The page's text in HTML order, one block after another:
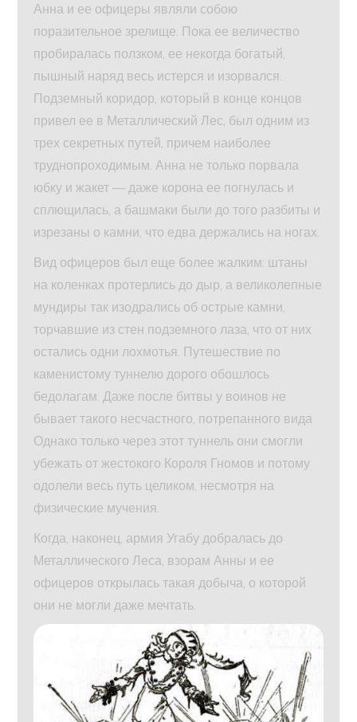
Анна и ее офицеры являли собою
поразительное зрелище. Пока ее величество
пробиралась ползком, ее некогда богатый,
пышный наряд весь истерся и изорвался.
Подземный коридор, который в конце концов
привел ее в Металлический Лес, был одним из
трех секретных путей, причем наиболее
труднопроходимым. Анна не только порвала
юбку и жакет — даже корона ее погнулась и
сплющилась, а башмаки были до того разбиты и
изрезаны о камни, что едва держались на ногах.
Вид офицеров был еще более жалким: штаны
на коленках протерлись до дыр, а великолепные
мундиры так изодрались об острые камни,
торчавшие из стен подземного лаза, что от них
остались одни лохмотья. Путешествие по
каменистому туннелю дорого обошлось
бедолагам. Даже после битвы у воинов не
бывает такого несчастного, потрепанного вида
Однако только через этот туннель они смогли
убежать от жестокого Короля Гномов и потому
одолели весь путь целиком, несмотря на
физические мучения.
Когда, наконец, армия Угабу добралась до
Металлического Леса, взорам Анны и ее
офицеров открылась такая добыча, о которой
они не могли даже мечтать.